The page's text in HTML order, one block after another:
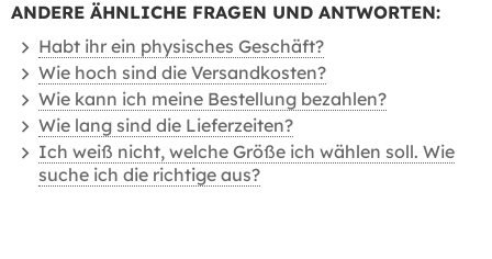
ANDERE ÄHNLICHE FRAGEN UND ANTWORTEN:
Habt ihr ein physisches Geschäft?
Wie hoch sind die Versandkosten?
Wie kann ich meine Bestellung bezahlen?
Wie lang sind die Lieferzeiten?
Ich weiß nicht, welche Größe ich wählen soll. Wie
suche ich die richtige aus?